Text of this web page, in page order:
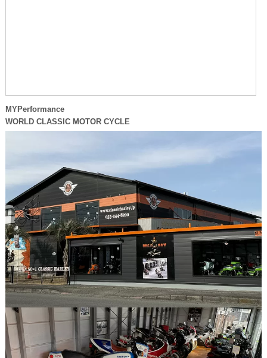
MYPerformance
WORLD CLASSIC MOTOR CYCLE